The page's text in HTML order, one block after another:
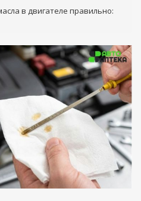
в двигателе правильно: